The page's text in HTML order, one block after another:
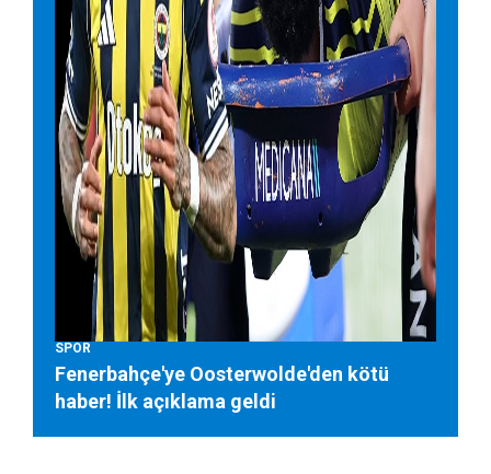
SPOR
Fenerbahçe'ye Oosterwolde'den kötü
haber! İlk açıklama geldi